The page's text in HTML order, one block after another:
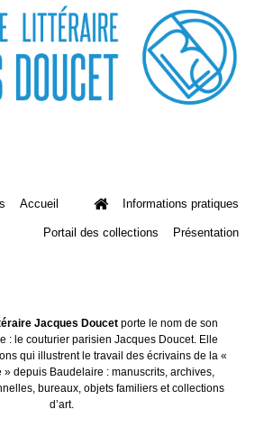
Accueil Informations pratiques
Portail des collections Présentation
Jacques Doucetporte le nom de son
: le couturier parisien Jacques Doucet. Elle
qui illustrent le travail des écrivains de la «
depuis Baudelaire : manuscrits, archives,
bureaux, objets familiers et collections
d’art.